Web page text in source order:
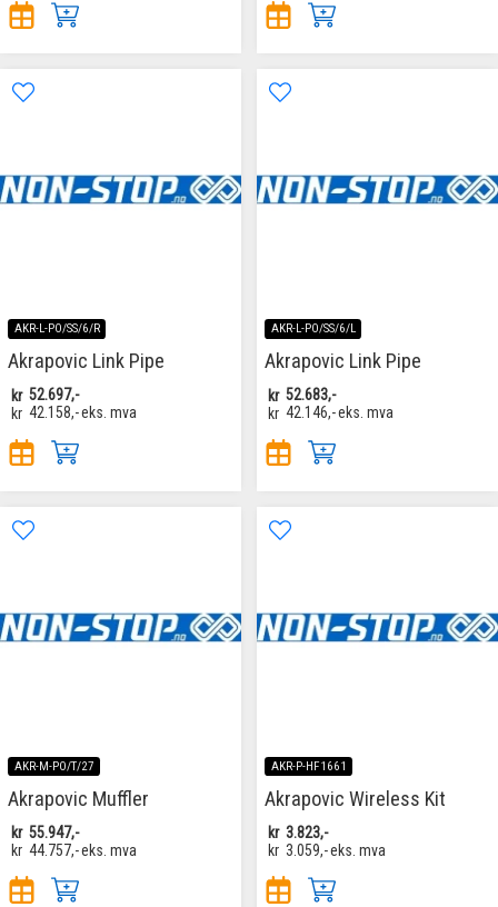
AKR-L-PO/SS/6/R
Akrapovic Link Pipe
kr 52.697,-
kr 42.158,-eks. mva
AKR-L-PO/SS/6/L
Akrapovic Link Pipe
kr 52.683,-
kr 42.146,-eks. mva
AKR-M-PO/T/27
Akrapovic Muffler
kr 55.947,-
kr 44.757,-eks. mva
AKR-P-HF1661
Akrapovic Wireless Kit
kr 3.823,-
kr 3.059,-eks. mva